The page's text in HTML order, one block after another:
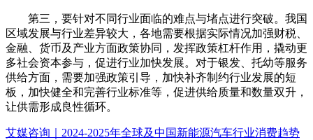
第三，要针对不同行业面临的难点与堵点进行突破。我国
区域发展与行业差异较大，各地需要根据实际情况加强财税、
金融、货币及产业方面政策协同，发挥政策杠杆作用，撬动更
多社会资本参与，促进行业加快发展。对于银发、托幼等服务
供给方面，需要加强政策引导，加快补齐制约行业发展的短
板，加快健全和完善行业标准等，促进供给质量和数量双升，
让供需形成良性循环。
艾媒咨询｜2024-2025年全球及中国新能源汽车行业消费趋势